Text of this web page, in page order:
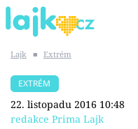
SHOPAHOLICADEL
Lajk ■ Extrém
EXTRÉM
22. listopadu 2016 10:48
redakce Prima Lajk